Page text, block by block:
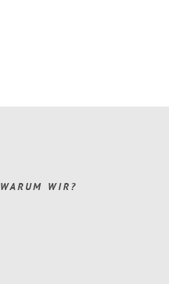
WARUM WIR?